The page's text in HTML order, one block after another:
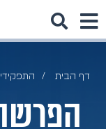
דף הבית